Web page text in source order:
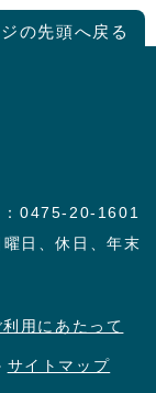
の先頭へ戻る
0475-20-1601
日、休日、年末
利用にあたって
サイトマップ